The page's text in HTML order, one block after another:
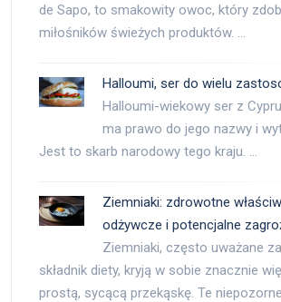
de Sapo, to smakowity owoc, który
miłośników świeżych produktów. …
Halloumi, ser do wielu
Halloumi-wiekowy ser z
ma prawo do jego nazwy i
Jest to skarb narodowy tego kraju. …
Ziemniaki: zdrowotne
odżywcze i potencjalne
Ziemniaki, często uważane
składnik diety, kryją w sobie znacznie
prostą, sycącą przekąskę. Te